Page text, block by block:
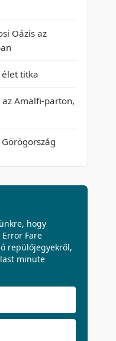
Oázis az
élet titka
Amalfi-parton,
hogy
Fare
repülőjegyekről,
minute